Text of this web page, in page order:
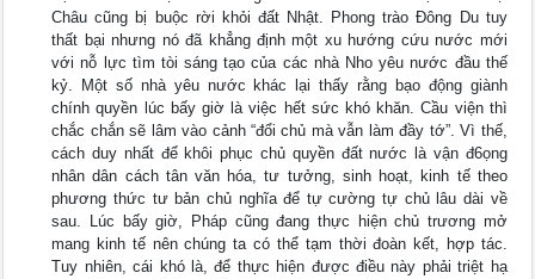
Châu cũng bị buộc rời khỏi đất Nhật. Phong trào Đông Du tuy
thất bại nhưng nó đã khẳng định một xu hướng cứu nước mới
với nỗ lực tìm tòi sáng tạo của các nhà Nho yêu nước đầu thế
kỷ. Một số nhà yêu nước khác lại thấy rằng bạo động giành
chính quyền lúc bấy giờ là việc hết sức khó khăn. Cầu viện thì
chắc chắn sẽ lâm vào cảnh “đổi chủ mà vẫn làm đầy tớ”. Vì thế,
cách duy nhất để khôi phục chủ quyền đất nước là vận đ6ọng
nhân dân cách tân văn hóa, tư tưởng, sinh hoạt, kinh tế theo
phương thức tư bản chủ nghĩa để tự cường tự chủ lâu dài về
sau. Lúc bấy giờ, Pháp cũng đang thực hiện chủ trương mở
mang kinh tế nên chúng ta có thể tạm thời đoàn kết, hợp tác.
Tuy nhiên, cái khó là, để thực hiện được điều này phải triệt hạ